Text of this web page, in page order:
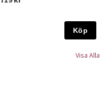
Köp
Visa Alla